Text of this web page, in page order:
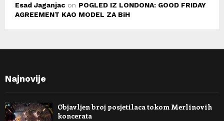
Esad Jaganjac on POGLED IZ LONDONA: GOOD FRIDAY
AGREEMENT KAO MODEL ZA BiH
Najnovije
Objavljen broj posjetilaca tokom Merlinovih
koncerata